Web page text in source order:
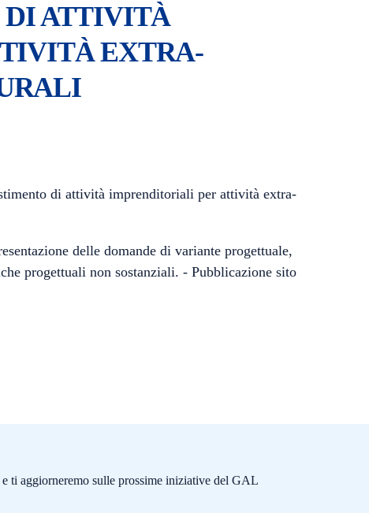
DI ATTIVITÀ
EXTRA-
di attività imprenditoriali per attività extra-
delle domande di variante progettuale,
progettuali non sostanziali. - Pubblicazione sito
ti aggiorneremo sulle prossime iniziative del GAL